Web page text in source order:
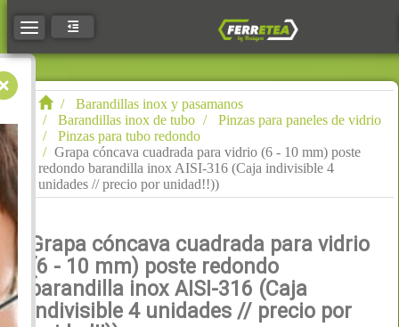
Toggle navigation
Barandillas inox y pasamanos
Barandillas inox de tubo
Pinzas para paneles de vidrio
Pinzas para tubo redondo
Grapa cóncava cuadrada para vidrio (6 - 10 mm) poste
redondo barandilla inox AISI-316 (Caja indivisible 4
unidades // precio por unidad!!))
Grapa cóncava cuadrada para vidrio
(6 - 10 mm) poste redondo
barandilla inox AISI-316 (Caja
indivisible 4 unidades // precio por